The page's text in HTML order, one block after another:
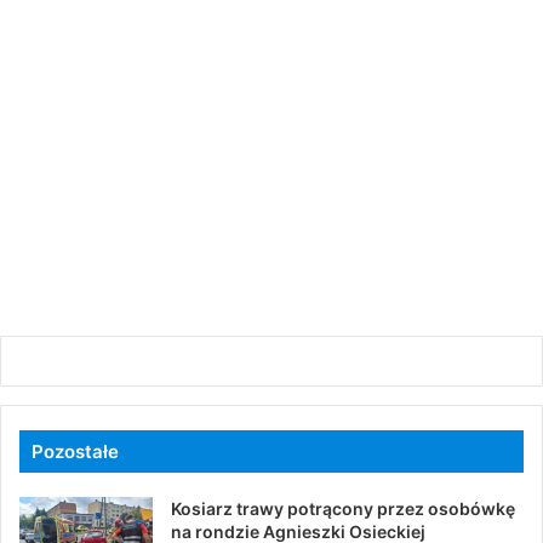
Pozostałe
Kosiarz trawy potrącony przez osobówkę
na rondzie Agnieszki Osieckiej